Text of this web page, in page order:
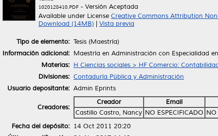
1020128410.PDF - Versión Aceptada
Available under License Creative Commons Attribution
Download (14MB)
Vista previa
Tipo de elemento: Tesis (Maestría)
Información adicional: Maestría en Administración con Especialidad
Materias: H Ciencias sociales > HF Comercio:
Divisiones: Contaduría Pública y Administración
Usuario depositante: Admin Eprints
Creadores:
Creador
Email
Castillo Castro, Nancy NO ESPECIFICADO NO
Fecha del depósito: 14 Oct 2011 20:20